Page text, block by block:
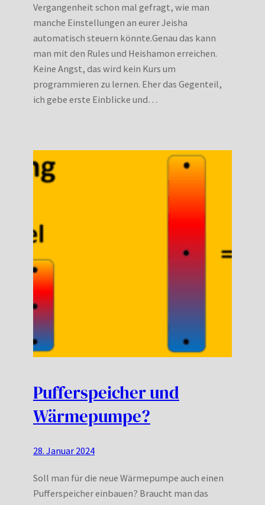
Vergangenheit schon mal gefragt, wie man
manche Einstellungen an eurer Jeisha
automatisch steuern könnte.Genau das kann
man mit den Rules und Heishamon erreichen.
Keine Angst, das wird kein Kurs um
programmieren zu lernen. Eher das Gegenteil,
ich gebe erste Einblicke und…
Pufferspeicher und
Wärmepumpe?
28. Januar 2024
Soll man für die neue Wärmepumpe auch einen
Pufferspeicher einbauen? Braucht man das